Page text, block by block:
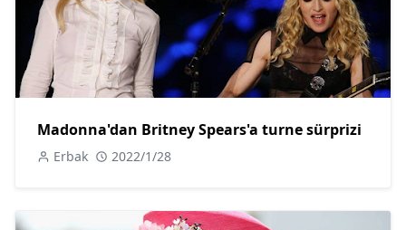
Madonna'dan Britney Spears'a turne sürprizi
Erbak 2022/1/28